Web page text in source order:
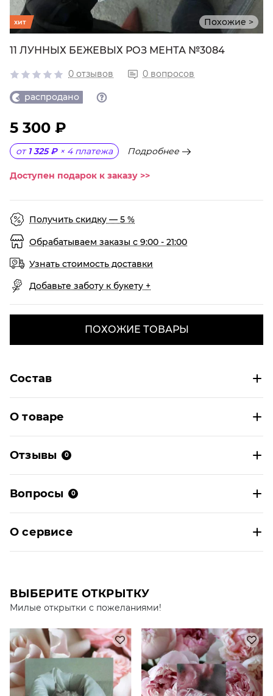
Похожие >
хит
11 ЛУННЫХ БЕЖЕВЫХ РОЗ МЕНТА №3084
0 отзывов 0 вопросов
распродано
5 300 ₽
от 1 325 ₽ × 4 платежа Подробнее
Доступен подарок к заказу >>
Получить скидку — 5 %
Обрабатываем заказы с 9:00 - 21:00
Узнать стоимость доставки
Добавьте заботу к букету +
ПОХОЖИЕ ТОВАРЫ
Состав
О товаре
Отзывы 0
Вопросы 0
О сервисе
ВЫБЕРИТЕ ОТКРЫТКУ
Милые открытки с пожеланиями!